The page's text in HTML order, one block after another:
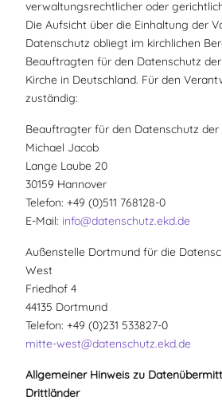
verwaltungsrechtlicher oder
Die Aufsicht über die Einhaltung der
Datenschutz obliegt im kirchlichen
Beauftragten für den Datenschutz
Kirche in Deutschland. Für den
zuständig:
Beauftragter für den Datenschutz der
Michael Jacob
Lange Laube 20
30159 Hannover
Telefon: +49 (0)511 768128-0
E-Mail: info@datenschutz.ekd.de
Außenstelle Dortmund für die
West
Friedhof 4
44135 Dortmund
Telefon: +49 (0)231 533827-0
mitte-west@datenschutz.ekd.de
Allgemeiner Hinweis zu
Drittländer